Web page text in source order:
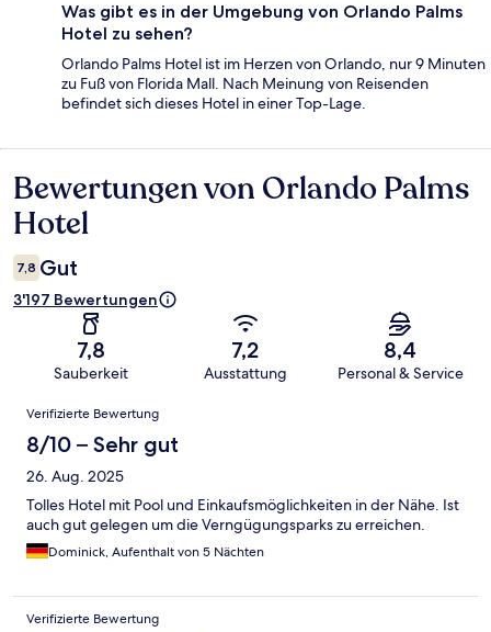
Was gibt es in der Umgebung von Orlando Palms
Hotel zu sehen?
Orlando Palms Hotel ist im Herzen von Orlando, nur 9 Minuten
zu Fuß von Florida Mall. Nach Meinung von Reisenden
befindet sich dieses Hotel in einer Top-Lage.
Bewertungen
Bewertungen von Orlando Palms
Hotel
7,8 Gut
3'197 Bewertungen
7,8
Sauberkeit
7,2
Ausstattung
8,4
Personal & Service
Bewertungen
Verifizierte Bewertung
8/10 – Sehr gut
26. Aug. 2025
Tolles Hotel mit Pool und Einkaufsmöglichkeiten in der Nähe. Ist
auch gut gelegen um die Verngügungsparks zu erreichen.
Dominick, Aufenthalt von 5 Nächten
Verifizierte Bewertung